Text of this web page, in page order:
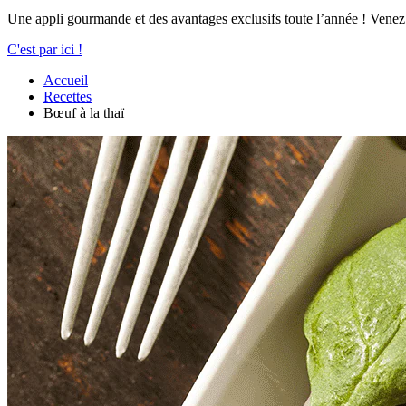
Une appli gourmande et des avantages exclusifs toute l’année !
C'est par ici !
Accueil
Recettes
Bœuf à la thaï